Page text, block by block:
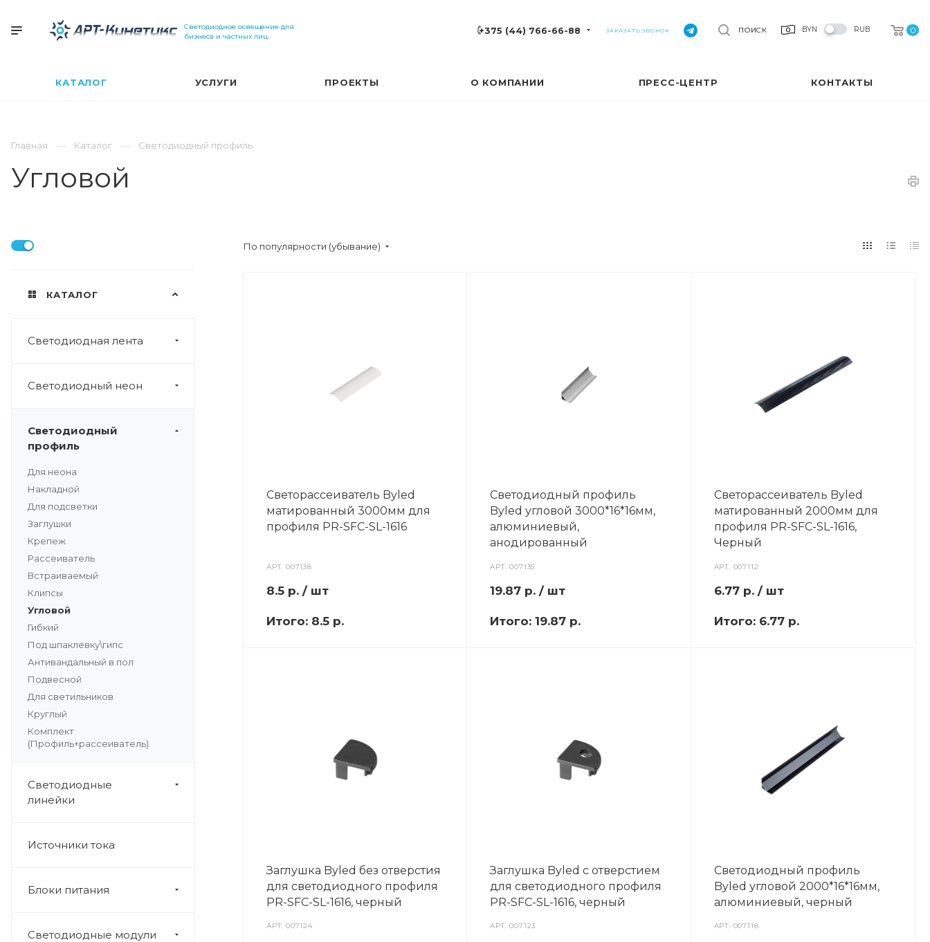
Светодиодное освещение для
бизнеса и частных лиц
0
BYN RUB
ПОИСК
+375 (44) 766-66-88 ЗАКАЗАТЬ ЗВОНОК
КАТАЛОГ УСЛУГИ ПРОЕКТЫ О КОМПАНИИ ПРЕСС-ЦЕНТР КОНТАКТЫ
Главная Каталог Светодиодный профиль
Угловой
КАТАЛОГ
Светодиодная лента
Светодиодный неон
Светодиодный
профиль
Для неона
Накладной
Для подсветки
Заглушки
Крепеж
Рассеиватель
Встраиваемый
Клипсы
Угловой
Гибкий
Под шпаклевку\гипс
Антивандальный в пол
Подвесной
Для светильников
Круглый
Комплект
(Профиль+рассеиватель)
Светодиодные
линейки
Источники тока
Блоки питания
Светодиодные модули
По популярности (убывание)
Светорассеиватель Byled
матированный 3000мм для
профиля PR-SFC-SL-1616
АРТ.007138
8.5 р. / шт
Итого: 8.5 р.
Светодиодный профиль
Byled угловой 3000*16*16мм,
алюминиевый,
анодированный
АРТ.007135
19.87 р. / шт
Итого:19.87 р.
Светорассеиватель Byled
матированный 2000мм для
профиля PR-SFC-SL-1616,
Черный
АРТ. 007112
6.77 р./ шт
Итого: 6.77 р.
Заглушка Byled без отверстия
для светодиодного профиля
PR-SFC-SL-1616, черный
АРТ.007124
Заглушка Byled с отверстием
для светодиодного профиля
PR-SFC-SL-1616, черный
АРТ.007123
Светодиодный профиль
Byled угловой 2000*16*16мм,
алюминиевый, черный
АРТ. 007118